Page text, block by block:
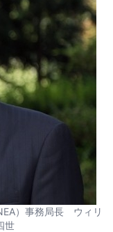
）事務局長 ウィリ
世